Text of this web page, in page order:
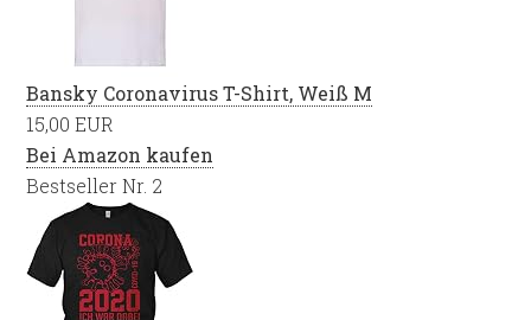
Bansky Coronavirus T-Shirt, Weiß M
15,00 EUR
Bei Amazon kaufen
Bestseller Nr. 2